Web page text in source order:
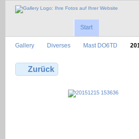
Start
Gallery Diverses Mast DO6TD
Zurück